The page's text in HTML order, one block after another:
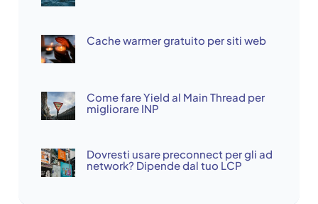
Cache warmer gratuito per siti web
Come fare Yield al Main Thread per
migliorare INP
Dovresti usare preconnect per gli ad
network? Dipende dal tuo LCP